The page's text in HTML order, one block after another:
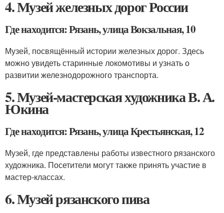
4. Музей железных дорог России
Где находится: Рязань, улица Вокзальная, 10
Музей, посвящённый истории железных дорог. Здесь
можно увидеть старинные локомотивы и узнать о
развитии железнодорожного транспорта.
5. Музей-мастерская художника В. А.
Юкина
Где находится: Рязань, улица Крестьянская, 12
Музей, где представлены работы известного рязанского
художника. Посетители могут также принять участие в
мастер-классах.
6. Музей рязанского пива